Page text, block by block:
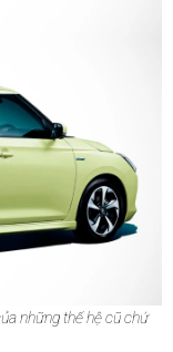
những thế hệ cũ chứ